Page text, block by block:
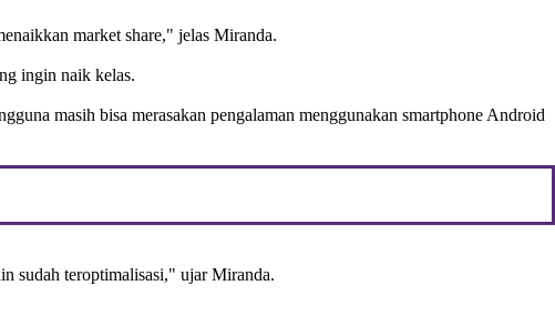
market share," jelas Miranda.
ingin naik kelas.
masih bisa merasakan pengalaman menggunakan smartphone Android
sudah teroptimalisasi," ujar Miranda.